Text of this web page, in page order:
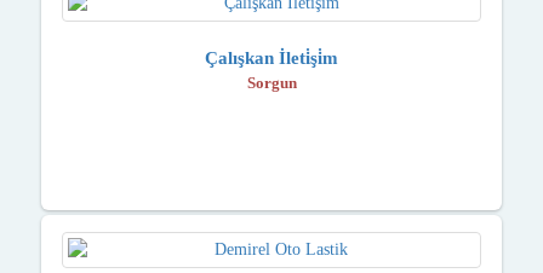
Çalışkan İleti̇şi̇m
Sorgun